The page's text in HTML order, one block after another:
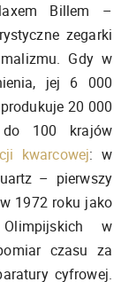
Billem –
zegarki
Gdy w
jej 6 000
20 000
do 100 krajów
kwarcowej: w
– pierwszy
1972 roku jako
w
czasu za
cyfrowej.